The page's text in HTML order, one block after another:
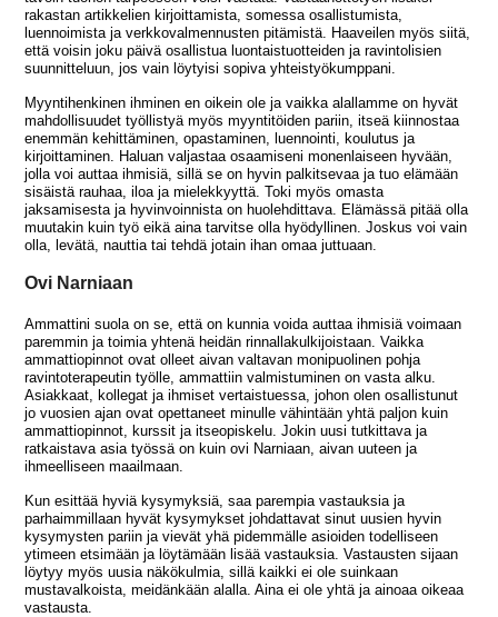
rakastan artikkelien kirjoittamista, somessa osallistumista,
luennoimista ja verkkovalmennusten pitämistä. Haaveilen myös siitä,
että voisin joku päivä osallistua luontaistuotteiden ja ravintolisien
suunnitteluun, jos vain löytyisi sopiva yhteistyökumppani.
Myyntihenkinen ihminen en oikein ole ja vaikka alallamme on hyvät
mahdollisuudet työllistyä myös myyntitöiden pariin, itseä kiinnostaa
enemmän kehittäminen, opastaminen, luennointi, koulutus ja
kirjoittaminen. Haluan valjastaa osaamiseni monenlaiseen hyvään,
jolla voi auttaa ihmisiä, sillä se on hyvin palkitsevaa ja tuo elämään
sisäistä rauhaa, iloa ja mielekkyyttä. Toki myös omasta
jaksamisesta ja hyvinvoinnista on huolehdittava. Elämässä pitää olla
muutakin kuin työ eikä aina tarvitse olla hyödyllinen. Joskus voi vain
olla, levätä, nauttia tai tehdä jotain ihan omaa juttuaan.
Ovi Narniaan
Ammattini suola on se, että on kunnia voida auttaa ihmisiä voimaan
paremmin ja toimia yhtenä heidän rinnallakulkijoistaan. Vaikka
ammattiopinnot ovat olleet aivan valtavan monipuolinen pohja
ravintoterapeutin työlle, ammattiin valmistuminen on vasta alku.
Asiakkaat, kollegat ja ihmiset vertaistuessa, johon olen osallistunut
jo vuosien ajan ovat opettaneet minulle vähintään yhtä paljon kuin
ammattiopinnot, kurssit ja itseopiskelu. Jokin uusi tutkittava ja
ratkaistava asia työssä on kuin ovi Narniaan, aivan uuteen ja
ihmeelliseen maailmaan.
Kun esittää hyviä kysymyksiä, saa parempia vastauksia ja
parhaimmillaan hyvät kysymykset johdattavat sinut uusien hyvin
kysymysten pariin ja vievät yhä pidemmälle asioiden todelliseen
ytimeen etsimään ja löytämään lisää vastauksia. Vastausten sijaan
löytyy myös uusia näkökulmia, sillä kaikki ei ole suinkaan
mustavalkoista, meidänkään alalla. Aina ei ole yhtä ja ainoaa oikeaa
vastausta.